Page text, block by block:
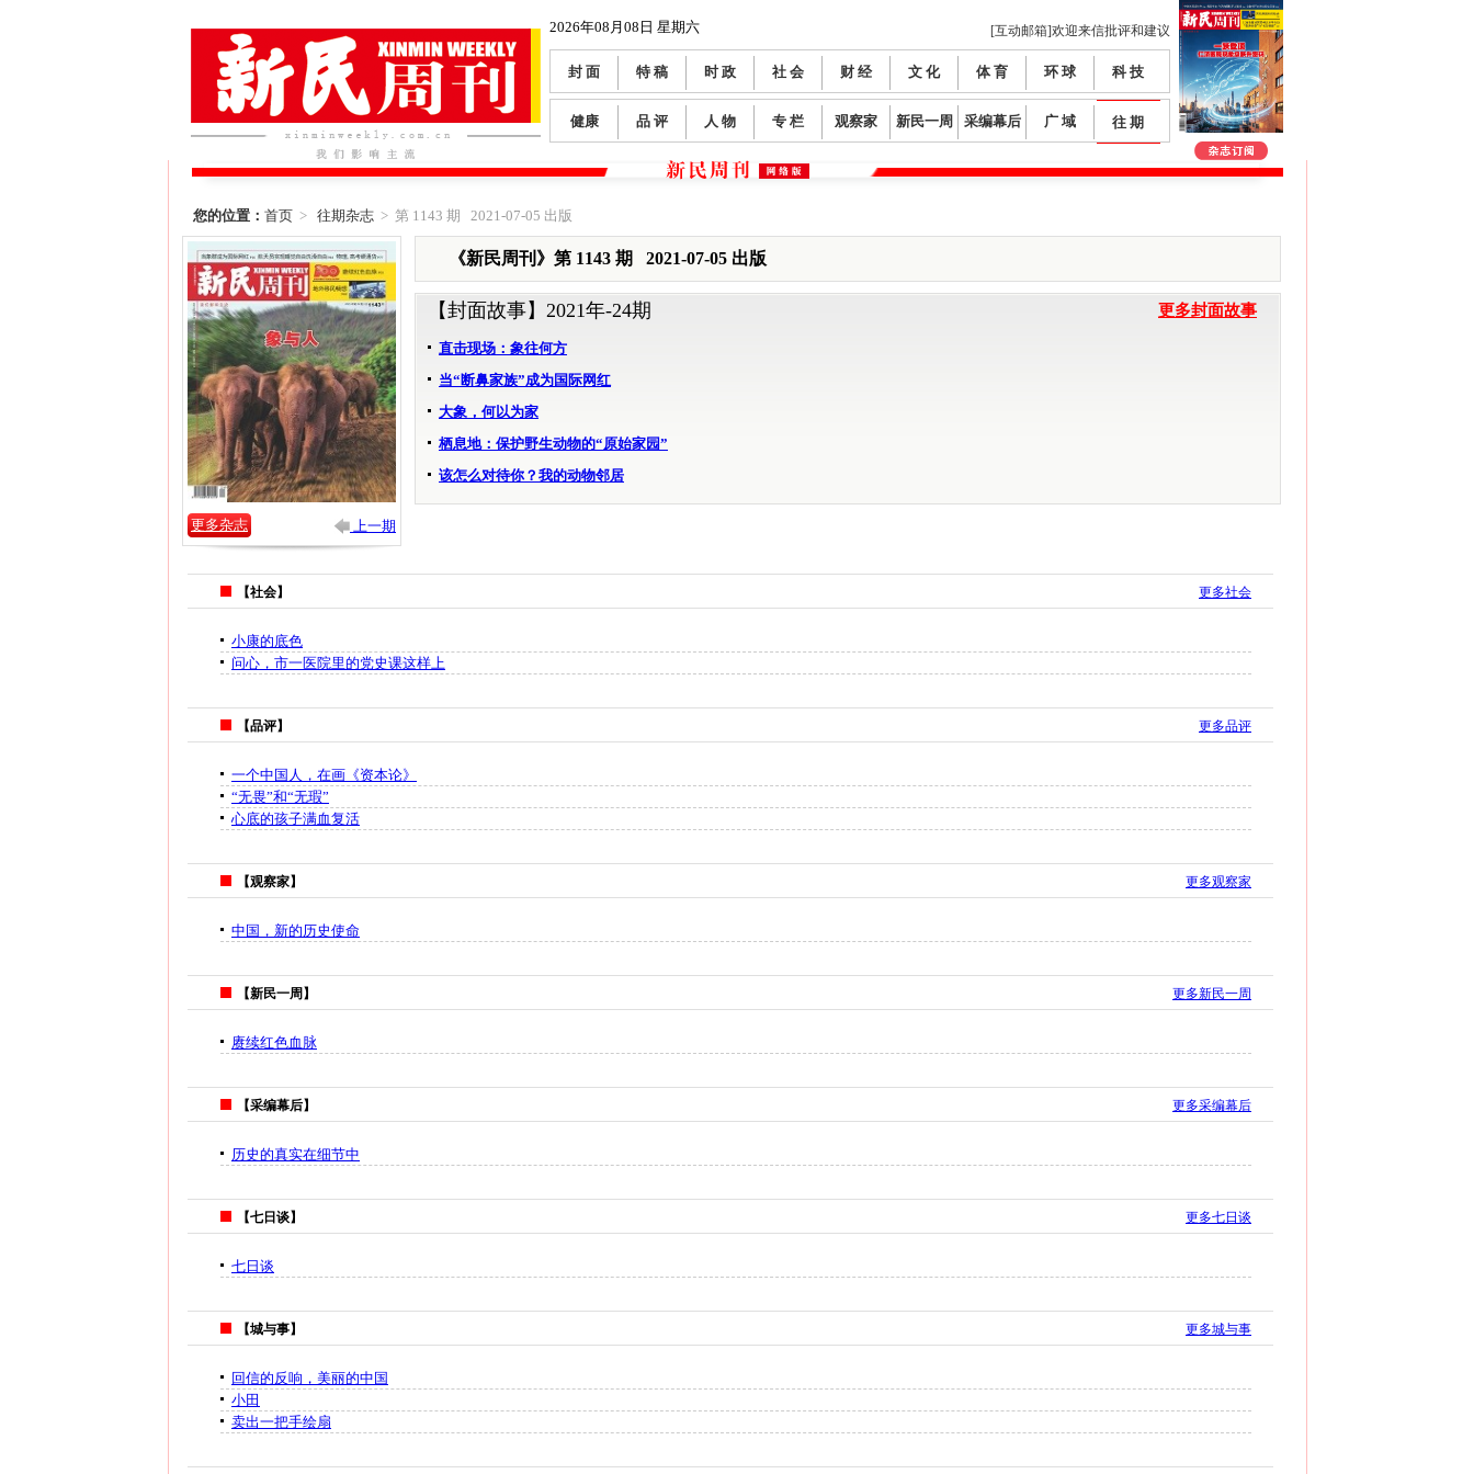
2026年08月08日 星期六 [互动邮箱]欢迎来信批评和建议
封 面 特 稿 时 政 社 会 财 经 文 化 体 育 环 球 科 技
健康 品 评 人 物 专 栏 观察家 新民一周 采编幕后 广 域 往 期
您的位置： 首页 > 往期杂志 > 第 1143 期 2021-07-05 出版
更多杂志 上一期
《新民周刊》第 1143 期 2021-07-05 出版
【封面故事】 2021年-24期 更多封面故事
直击现场：象往何方
当“断鼻家族”成为国际网红
大象，何以为家
栖息地：保护野生动物的“原始家园”
该怎么对待你？我的动物邻居
【社会】 更多社会
小康的底色
问心，市一医院里的党史课这样上
【品评】 更多品评
一个中国人，在画《资本论》
“无畏”和“无瑕”
心底的孩子满血复活
【观察家】 更多观察家
中国，新的历史使命
【新民一周】 更多新民一周
赓续红色血脉
【采编幕后】 更多采编幕后
历史的真实在细节中
【七日谈】 更多七日谈
七日谈
【城与事】 更多城与事
回信的反响，美丽的中国
小田
卖出一把手绘扇